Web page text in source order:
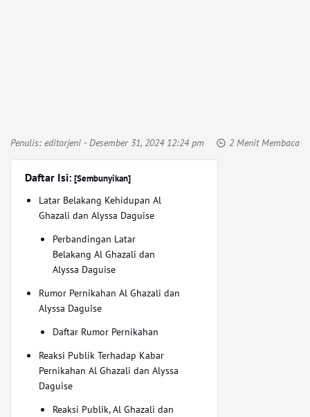
Penulis: editorjeni - Desember 31, 2024 12:24 pm 2 Menit Membaca
Daftar Isi: [Sembunyikan]
Latar Belakang Kehidupan Al
Ghazali dan Alyssa Daguise
Perbandingan Latar
Belakang Al Ghazali dan
Alyssa Daguise
Rumor Pernikahan Al Ghazali dan
Alyssa Daguise
Daftar Rumor Pernikahan
Reaksi Publik Terhadap Kabar
Pernikahan Al Ghazali dan Alyssa
Daguise
Reaksi Publik, Al Ghazali dan